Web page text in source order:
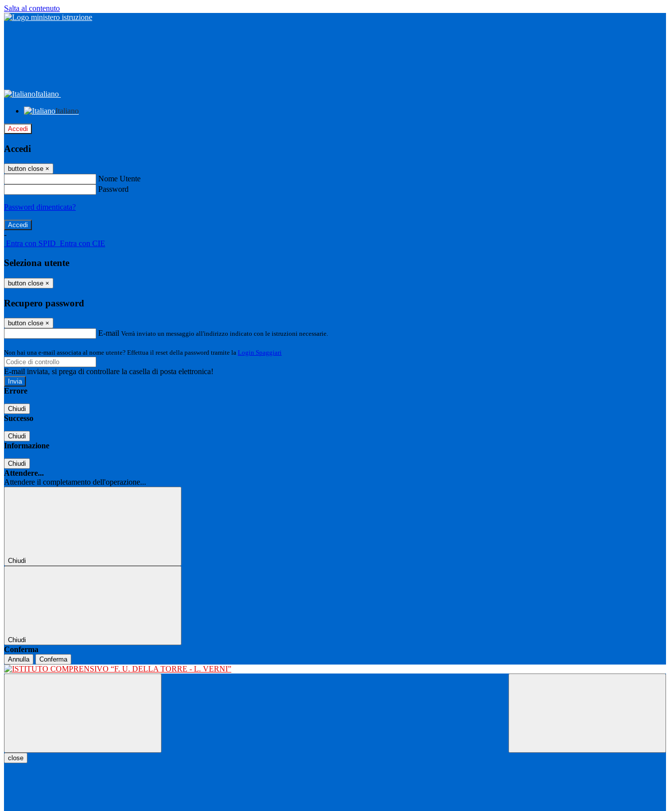
Salta al contenuto
Italiano
Italiano
Accedi
Accedi
button close ×
Nome Utente
Password
Password dimenticata?
-
Entra con SPID Entra con CIE
Seleziona utente
button close ×
Recupero password
button close ×
E-mail Verrà inviato un messaggio all'indirizzo indicato con le istruzioni necessarie.
Non hai una e-mail associata al nome utente? Effettua il reset della password tramite la Login Spaggiari
E-mail inviata, si prega di controllare la casella di posta elettronica!
Errore
Chiudi
Successo
Chiudi
Informazione
Chiudi
Attendere...
Attendere il completamento dell'operazione...
Chiudi
Chiudi
Conferma
Annulla Conferma
close